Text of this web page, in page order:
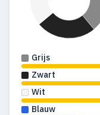
Grijs
Zwart
Wit
Blauw